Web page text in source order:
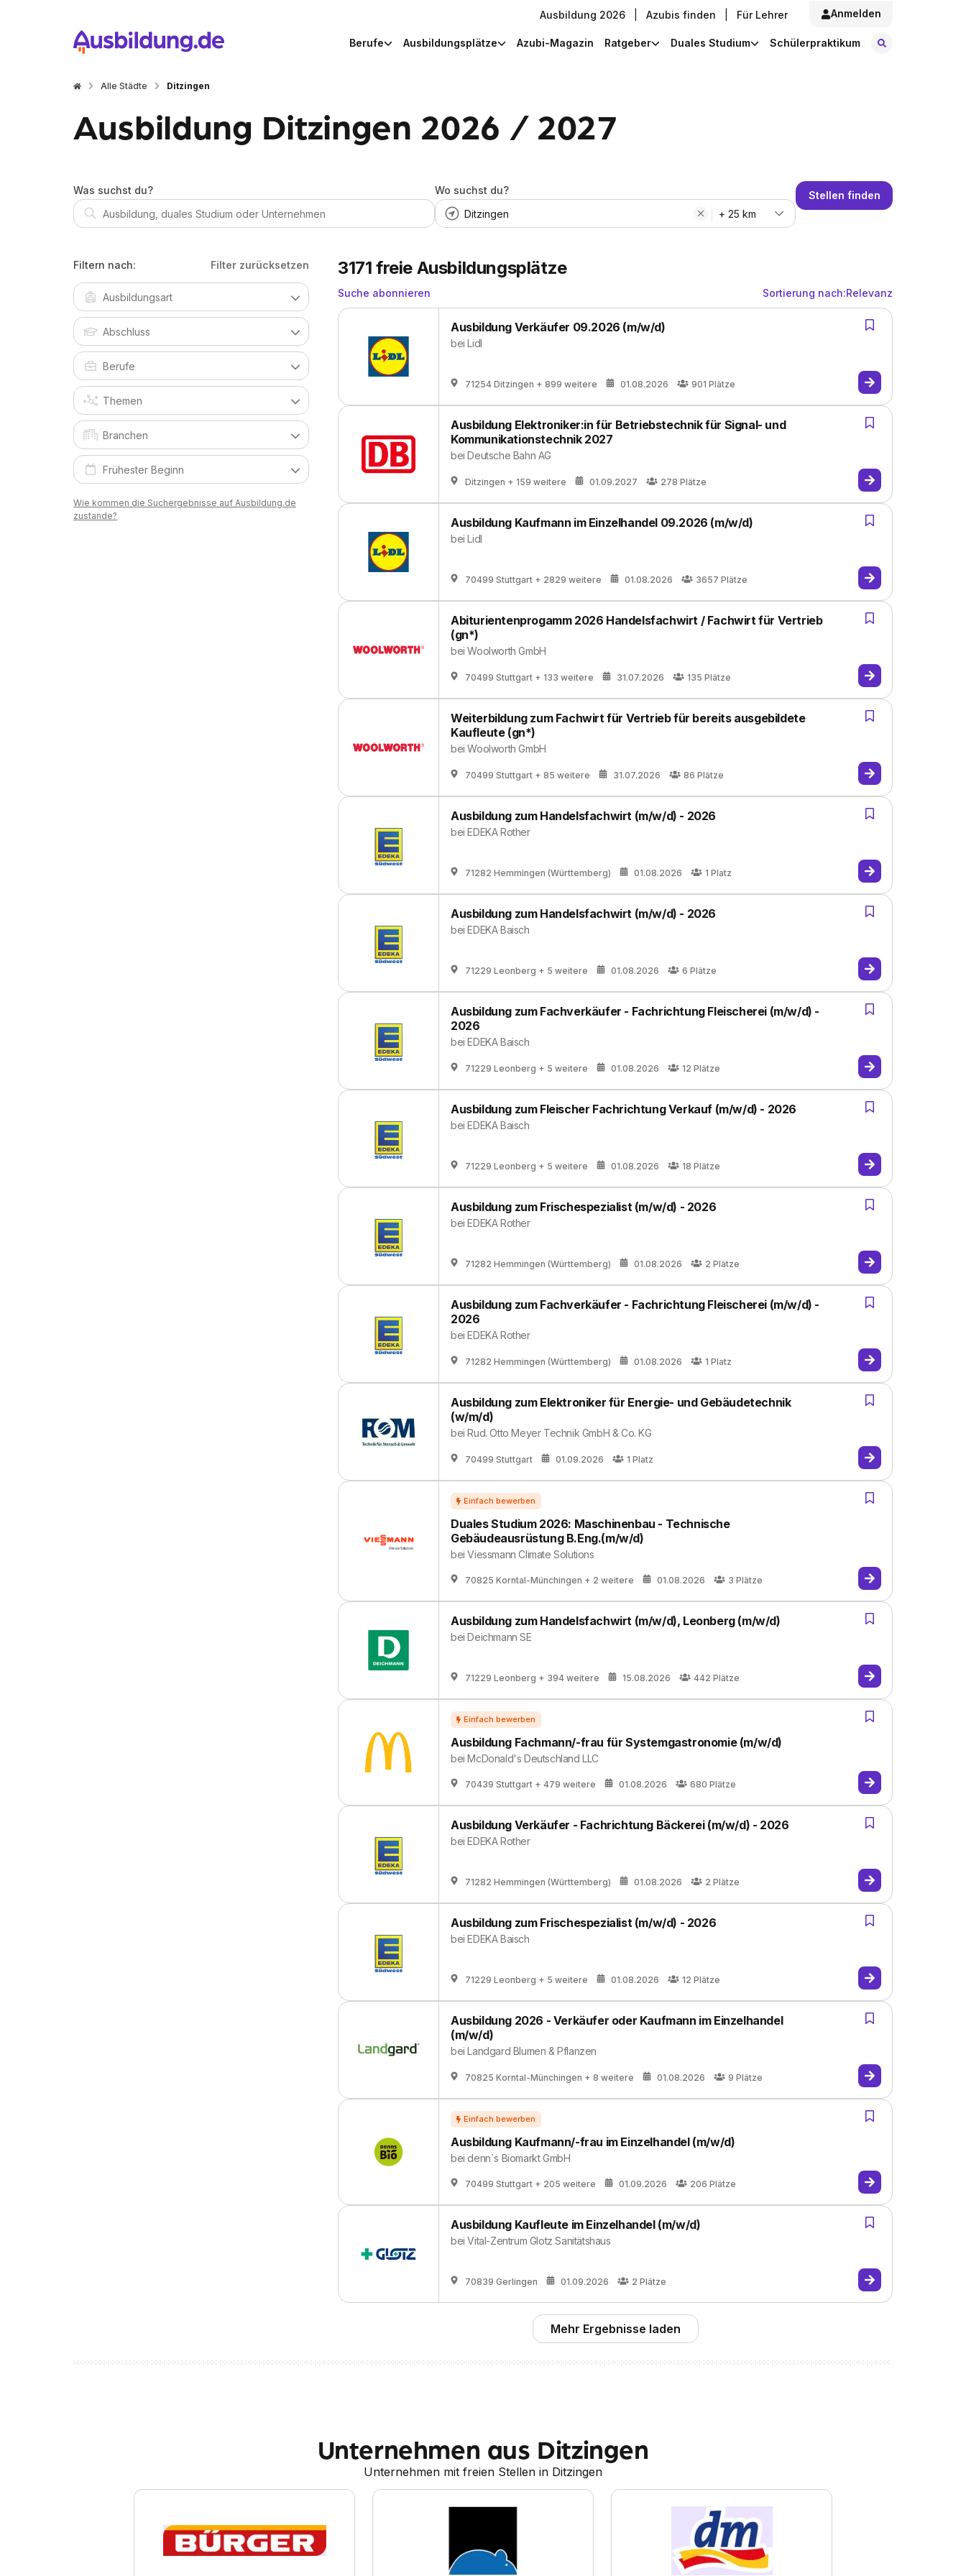
Ausbildung 2026 Azubis finden Für Lehrer Anmelden
Berufe Ausbildungsplätze Azubi-Magazin Ratgeber Duales Studium Schülerpraktikum
Alle Städte Ditzingen
Ausbildung Ditzingen 2026 / 2027
Was suchst du?
Wo suchst du?
+ 25 km
Stellen finden
Filtern nach: Filter zurücksetzen
Wie kommen die Suchergebnisse auf Ausbildung.de
zustande?
3171 freie Ausbildungsplätze
Suche abonnieren Sortierung nach:Relevanz
Ausbildung Verkäufer 09.2026 (m/w/d)
beiLidl
71254 Ditzingen + 899 weitere 01.08.2026 901 Plätze
Ausbildung Elektroniker:in für Betriebstechnik für Signal- und
Kommunikationstechnik 2027
beiDeutsche Bahn AG
Ditzingen + 159 weitere 01.09.2027 278 Plätze
Ausbildung Kaufmann im Einzelhandel 09.2026 (m/w/d)
beiLidl
70499 Stuttgart + 2829 weitere 01.08.2026 3657 Plätze
Abiturientenprogamm 2026 Handelsfachwirt / Fachwirt für Vertrieb
(gn*)
beiWoolworth GmbH
70499 Stuttgart + 133 weitere 31.07.2026 135 Plätze
Weiterbildung zum Fachwirt für Vertrieb für bereits ausgebildete
Kaufleute (gn*)
beiWoolworth GmbH
70499 Stuttgart + 85 weitere 31.07.2026 86 Plätze
Ausbildung zum Handelsfachwirt (m/w/d) - 2026
beiEDEKA Rother
71282 Hemmingen (Württemberg) 01.08.2026 1 Platz
Ausbildung zum Handelsfachwirt (m/w/d) - 2026
beiEDEKA Baisch
71229 Leonberg + 5 weitere 01.08.2026 6 Plätze
Ausbildung zum Fachverkäufer - Fachrichtung Fleischerei (m/w/d) -
2026
beiEDEKA Baisch
71229 Leonberg + 5 weitere 01.08.2026 12 Plätze
Ausbildung zum Fleischer Fachrichtung Verkauf (m/w/d) - 2026
beiEDEKA Baisch
71229 Leonberg + 5 weitere 01.08.2026 18 Plätze
Ausbildung zum Frischespezialist (m/w/d) - 2026
beiEDEKA Rother
71282 Hemmingen (Württemberg) 01.08.2026 2 Plätze
Ausbildung zum Fachverkäufer - Fachrichtung Fleischerei (m/w/d) -
2026
beiEDEKA Rother
71282 Hemmingen (Württemberg) 01.08.2026 1 Platz
Ausbildung zum Elektroniker für Energie- und Gebäudetechnik
(w/m/d)
beiRud. Otto Meyer Technik GmbH & Co. KG
70499 Stuttgart 01.09.2026 1 Platz
Duales Studium 2026: Maschinenbau - Technische
Gebäudeausrüstung B.Eng.(m/w/d)
beiViessmann Climate Solutions
70825 Korntal-Münchingen + 2 weitere 01.08.2026 3 Plätze
Ausbildung zum Handelsfachwirt (m/w/d), Leonberg (m/w/d)
beiDeichmann SE
71229 Leonberg + 394 weitere 15.08.2026 442 Plätze
Ausbildung Fachmann/-frau für Systemgastronomie (m/w/d)
beiMcDonald's Deutschland LLC
70439 Stuttgart + 479 weitere 01.08.2026 680 Plätze
Ausbildung Verkäufer - Fachrichtung Bäckerei (m/w/d) - 2026
beiEDEKA Rother
71282 Hemmingen (Württemberg) 01.08.2026 2 Plätze
Ausbildung zum Frischespezialist (m/w/d) - 2026
beiEDEKA Baisch
71229 Leonberg + 5 weitere 01.08.2026 12 Plätze
Ausbildung 2026 - Verkäufer oder Kaufmann im Einzelhandel
(m/w/d)
beiLandgard Blumen & Pflanzen
70825 Korntal-Münchingen + 8 weitere 01.08.2026 9 Plätze
Ausbildung Kaufmann/-frau im Einzelhandel (m/w/d)
beidenn`s Biomarkt GmbH
70499 Stuttgart + 205 weitere 01.09.2026 206 Plätze
Ausbildung Kaufleute im Einzelhandel (m/w/d)
beiVital-Zentrum Glotz Sanitätshaus
70839 Gerlingen 01.09.2026 2 Plätze
Mehr Ergebnisse laden
Unternehmen aus Ditzingen
Unternehmen mit freien Stellen in Ditzingen